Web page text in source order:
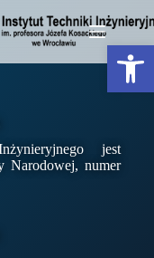
Otwórz pasek narzędzi
jest
Narodowej, numer